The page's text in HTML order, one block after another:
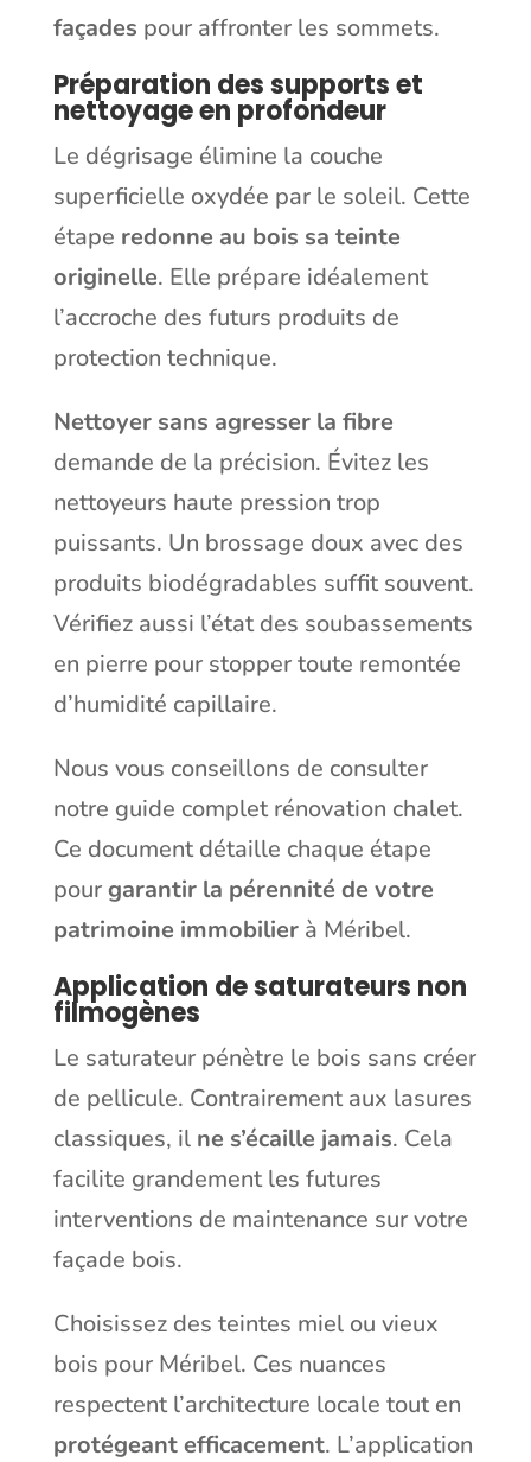
façades pour affronter les sommets.
Préparation des supports et
nettoyage en profondeur
Le dégrisage élimine la couche
superficielle oxydée par le soleil. Cette
étape redonne au bois sa teinte
originelle. Elle prépare idéalement
l’accroche des futurs produits de
protection technique.
Nettoyer sans agresser la fibre
demande de la précision. Évitez les
nettoyeurs haute pression trop
puissants. Un brossage doux avec des
produits biodégradables suffit souvent.
Vérifiez aussi l’état des soubassements
en pierre pour stopper toute remontée
d’humidité capillaire.
Nous vous conseillons de consulter
notre guide complet rénovation chalet.
Ce document détaille chaque étape
pourgarantir la pérennité de votre
patrimoine immobilierà Méribel.
Application de saturateurs non
filmogènes
Le saturateur pénètre le bois sans créer
de pellicule. Contrairement aux lasures
classiques, il ne s’écaille jamais. Cela
facilite grandement les futures
interventions de maintenance sur votre
façade bois.
Choisissez des teintes miel ou vieux
bois pour Méribel. Ces nuances
respectent l’architecture locale tout en
protégeant efficacement. L’application